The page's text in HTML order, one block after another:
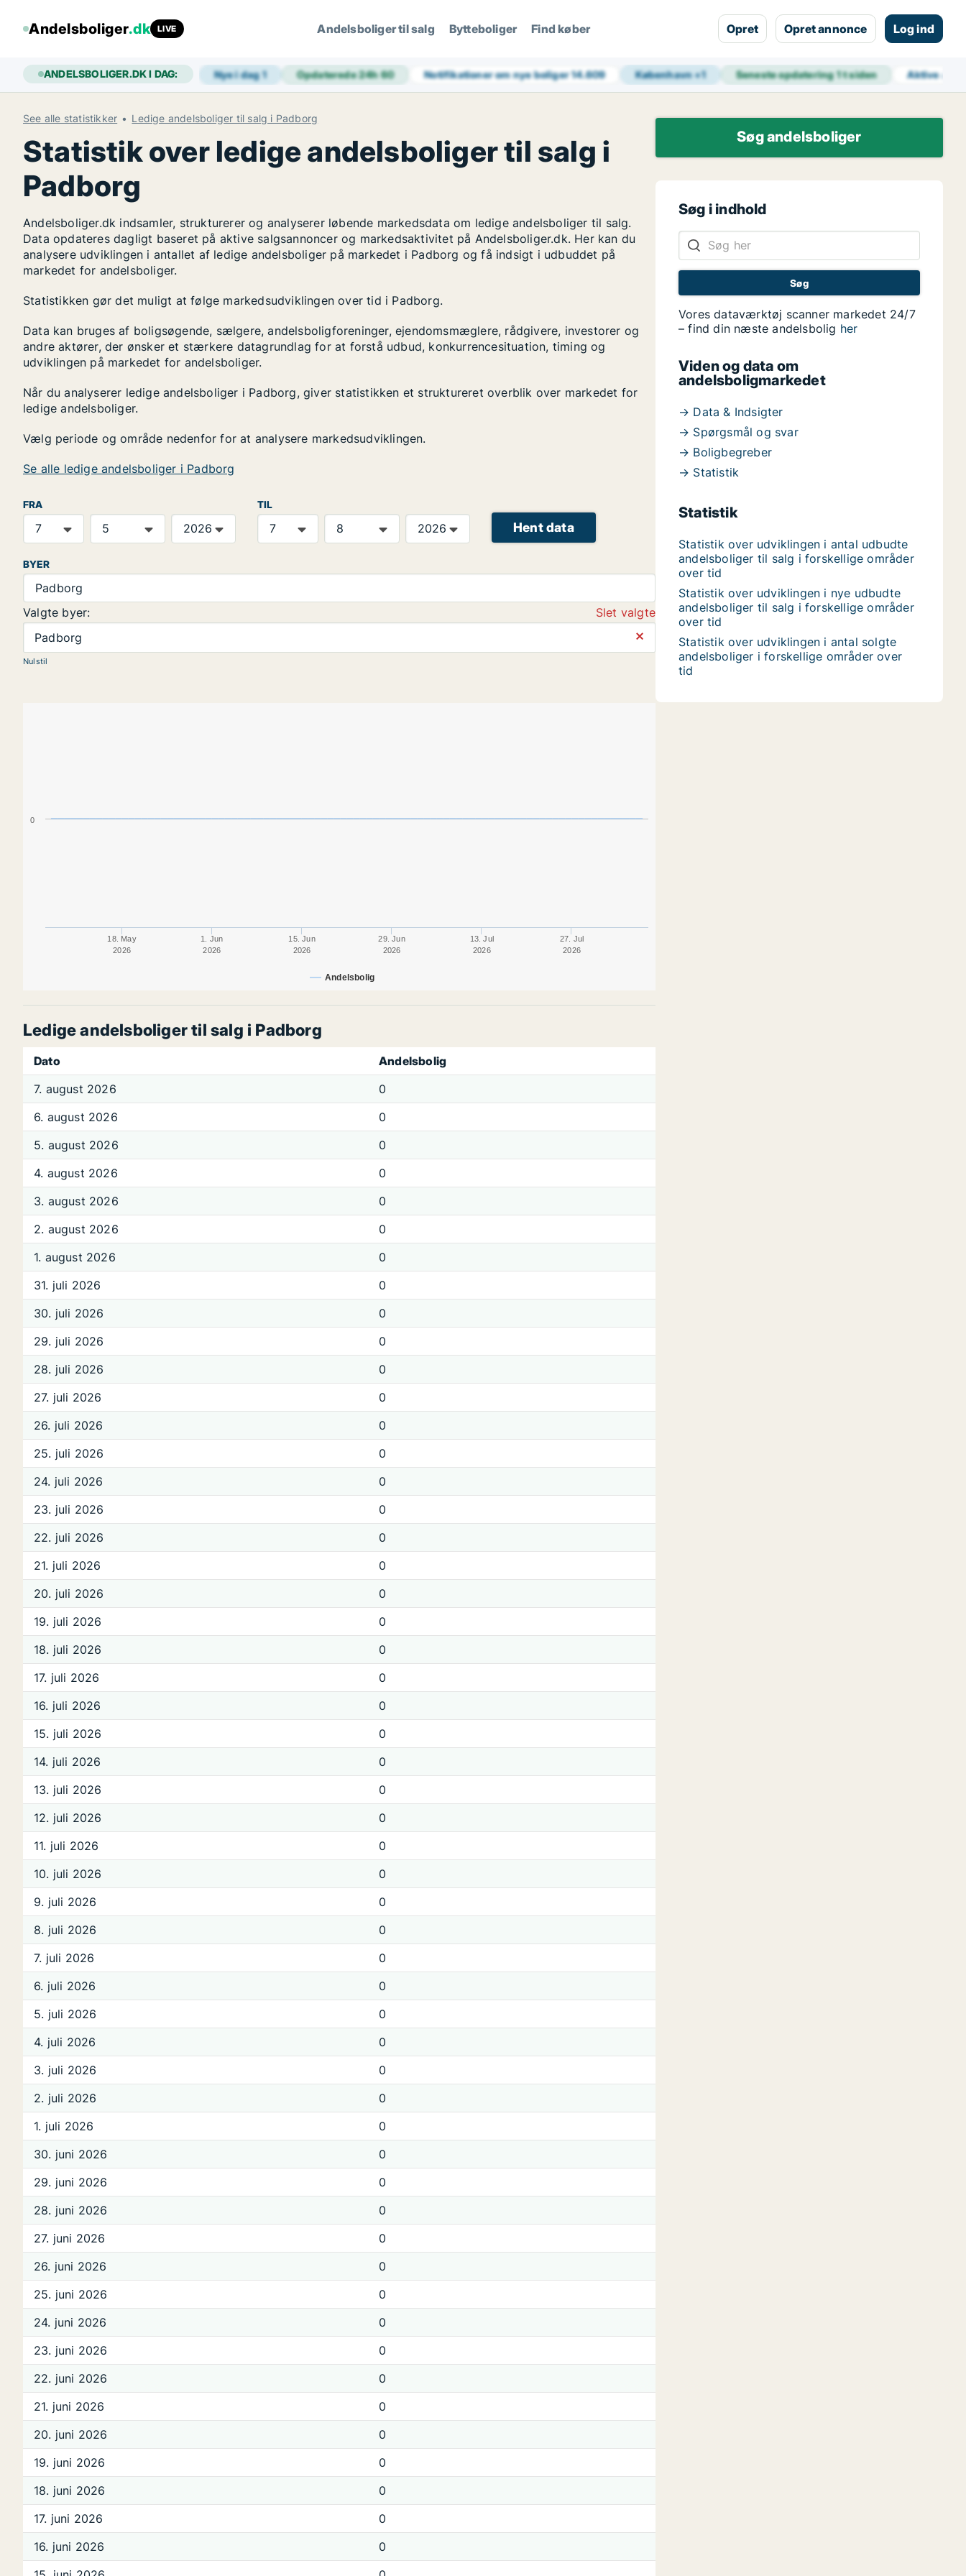
Andelsboliger.dk LIVE Andelsboliger til salg Bytteboliger Find køber Opret Opret annonce Log ind
ANDELSBOLIGER.DK I DAG: Nye i dag1 Opdaterede 24h60 Notifikationer om nye boliger14.609 København+1 Seneste opdatering1 t siden Aktive
See alle statistikker Ledige andelsboliger til salg i Padborg
Statistik over ledige andelsboliger til salg i
Padborg
Andelsboliger.dk indsamler, strukturerer og analyserer løbende markedsdata om ledige andelsboliger til salg.
Data opdateres dagligt baseret på aktive salgsannoncer og markedsaktivitet på Andelsboliger.dk. Her kan du
analysere udviklingen i antallet af ledige andelsboliger på markedet i Padborg og få indsigt i udbuddet på
markedet for andelsboliger.
Statistikken gør det muligt at følge markedsudviklingen over tid i Padborg.
Data kan bruges af boligsøgende, sælgere, andelsboligforeninger, ejendomsmæglere, rådgivere, investorer og
andre aktører, der ønsker et stærkere datagrundlag for at forstå udbud, konkurrencesituation, timing og
udviklingen på markedet for andelsboliger.
Når du analyserer ledige andelsboliger i Padborg, giver statistikken et struktureret overblik over markedet for
ledige andelsboliger.
Vælg periode og område nedenfor for at analysere markedsudviklingen.
Se alle ledige andelsboliger i Padborg
FRA TIL
Hent data
BYER
Padborg
Valgte byer:
Slet valgte
Padborg
⨯
Nulstil
Andelsbolig
18. May
2026
1. Jun
2026
15. Jun
2026
29. Jun
2026
13. Jul
2026
27. Jul
2026
0
Ledige andelsboliger til salg i Padborg
Dato
Andelsbolig
7. august 2026
0
6. august 2026
0
5. august 2026
0
4. august 2026
0
3. august 2026
0
2. august 2026
0
1. august 2026
0
31. juli 2026
0
30. juli 2026
0
29. juli 2026
0
28. juli 2026
0
27. juli 2026
0
26. juli 2026
0
25. juli 2026
0
24. juli 2026
0
23. juli 2026
0
22. juli 2026
0
21. juli 2026
0
20. juli 2026
0
19. juli 2026
0
18. juli 2026
0
17. juli 2026
0
16. juli 2026
0
15. juli 2026
0
14. juli 2026
0
13. juli 2026
0
12. juli 2026
0
11. juli 2026
0
10. juli 2026
0
9. juli 2026
0
8. juli 2026
0
7. juli 2026
0
6. juli 2026
0
5. juli 2026
0
4. juli 2026
0
3. juli 2026
0
2. juli 2026
0
1. juli 2026
0
30. juni 2026
0
29. juni 2026
0
28. juni 2026
0
27. juni 2026
0
26. juni 2026
0
25. juni 2026
0
24. juni 2026
0
23. juni 2026
0
22. juni 2026
0
21. juni 2026
0
20. juni 2026
0
19. juni 2026
0
18. juni 2026
0
17. juni 2026
0
16. juni 2026
0
Søg andelsboliger
Søg i indhold
Vores dataværktøj scanner markedet 24/7
– find din næste andelsbolig her
Viden og data om
andelsboligmarkedet
→ Data & Indsigter
→ Spørgsmål og svar
→ Boligbegreber
→ Statistik
Statistik
Statistik over udviklingen i antal udbudte
andelsboliger til salg i forskellige områder
over tid
Statistik over udviklingen i nye udbudte
andelsboliger til salg i forskellige områder
over tid
Statistik over udviklingen i antal solgte
andelsboliger i forskellige områder over
tid